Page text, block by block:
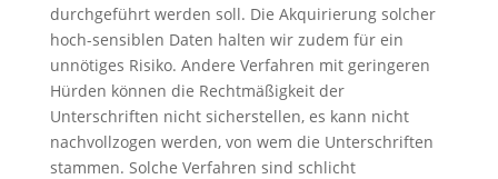
durchgeführt werden soll. Die Akquirierung solcher
hoch-sensiblen Daten halten wir zudem für ein
unnötiges Risiko. Andere Verfahren mit geringeren
Hürden können die Rechtmäßigkeit der
Unterschriften nicht sicherstellen, es kann nicht
nachvollzogen werden, von wem die Unterschriften
stammen. Solche Verfahren sind schlicht